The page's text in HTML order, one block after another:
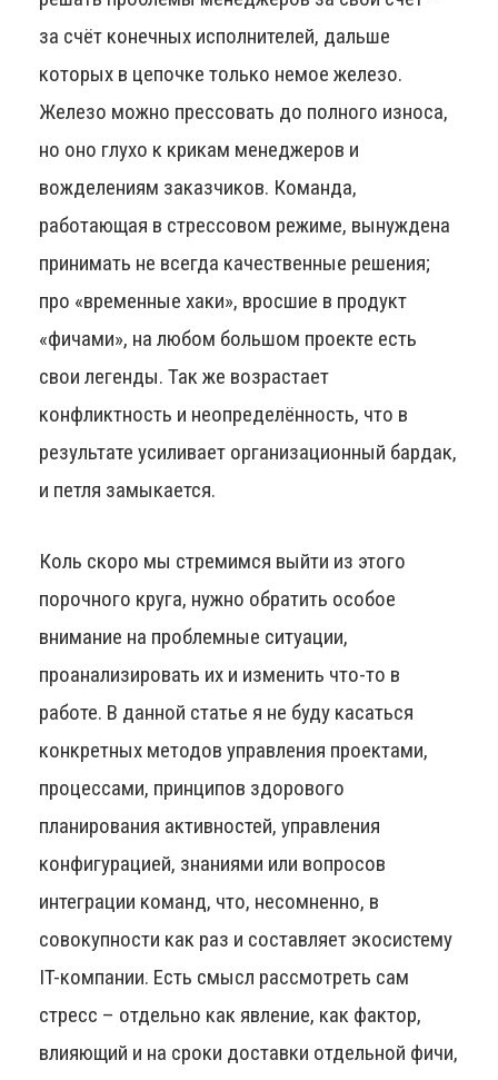
за счёт конечных исполнителей, дальше
которых в цепочке только немое железо.
Железо можно прессовать до полного износа,
но оно глухо к крикам менеджеров и
вожделениям заказчиков. Команда,
работающая в стрессовом режиме, вынуждена
принимать не всегда качественные решения;
про «временные хаки», вросшие в продукт
«фичами», на любом большом проекте есть
свои легенды. Так же возрастает
конфликтность и неопределённость, что в
результате усиливает организационный бардак,
и петля замыкается.
Коль скоро мы стремимся выйти из этого
порочного круга, нужно обратить особое
внимание на проблемные ситуации,
проанализировать их и изменить что-то в
работе. В данной статье я не буду касаться
конкретных методов управления проектами,
процессами, принципов здорового
планирования активностей, управления
конфигурацией, знаниями или вопросов
интеграции команд, что, несомненно, в
совокупности как раз и составляет экосистему
IT-компании. Есть смысл рассмотреть сам
стресс – отдельно как явление, как фактор,
влияющий и на сроки доставки отдельной фичи,